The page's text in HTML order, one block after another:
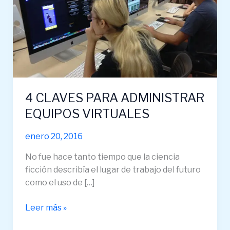
4 CLAVES PARA ADMINISTRAR
EQUIPOS VIRTUALES
enero 20, 2016
No fue hace tanto tiempo que la ciencia
ficción describía el lugar de trabajo del futuro
como el uso de […]
ADMINISTRAR
EQUIPOS
VIRTUALES
Leer más »